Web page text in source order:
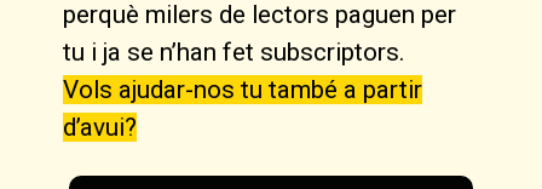
perquè milers de lectors paguen per
tu i ja se n’han fet subscriptors.
Vols ajudar-nos tu també a partir
d’avui?